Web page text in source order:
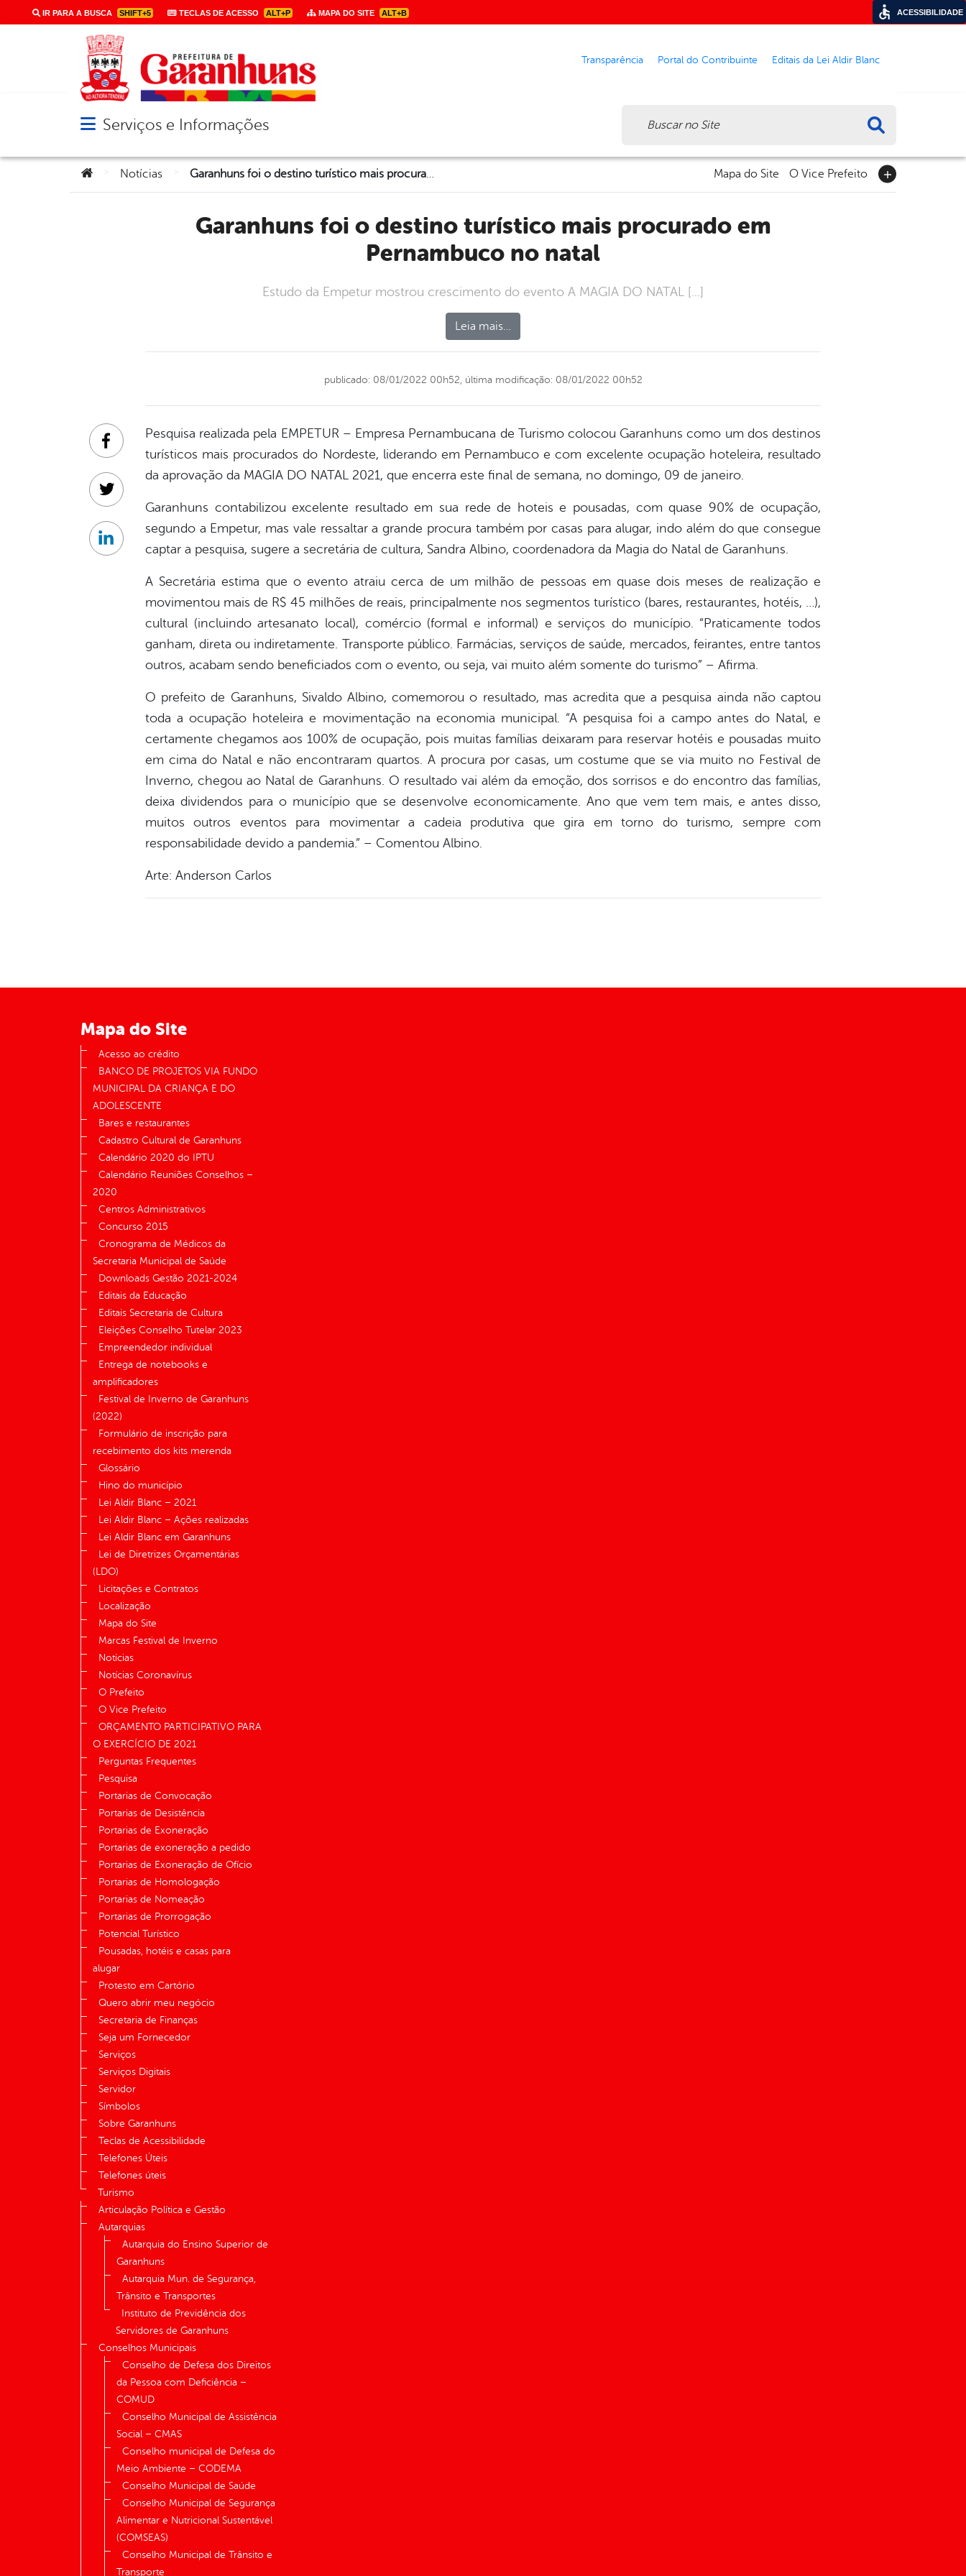
IR PARA A BUSCA SHIFT+5 TECLAS DE ACESSO ALT+P MAPA DO SITE ALT+B
Transparência Portal do Contribuinte Editais da Lei Aldir Blanc
Abrir menu principal de navegação
Serviços e Informações
Você está aqui:
Notícias Garanhuns foi o destino turístico mais procurado em Pernambuco no natal Mapa do Site O Vice Prefeito
Garanhuns foi o destino turístico mais procurado em
Pernambuco no natal
Estudo da Empetur mostrou crescimento do evento A MAGIA DO NATAL […]
Leia mais…
publicado: 08/01/2022 00h52, última modificação: 08/01/2022 00h52
Pesquisa realizada pela EMPETUR – Empresa Pernambucana de Turismo colocou Garanhuns como um dos destinos
turísticos mais procurados do Nordeste, liderando em Pernambuco e com excelente ocupação hoteleira, resultado
da aprovação da MAGIA DO NATAL 2021, que encerra este final de semana, no domingo, 09 de janeiro.
Garanhuns contabilizou excelente resultado em sua rede de hoteis e pousadas, com quase 90% de ocupação,
segundo a Empetur, mas vale ressaltar a grande procura também por casas para alugar, indo além do que consegue
captar a pesquisa, sugere a secretária de cultura, Sandra Albino, coordenadora da Magia do Natal de Garanhuns.
A Secretária estima que o evento atraiu cerca de um milhão de pessoas em quase dois meses de realização e
movimentou mais de R$ 45 milhões de reais, principalmente nos segmentos turístico (bares, restaurantes, hotéis, …),
cultural (incluindo artesanato local), comércio (formal e informal) e serviços do município. “Praticamente todos
ganham, direta ou indiretamente. Transporte público. Farmácias, serviços de saúde, mercados, feirantes, entre tantos
outros, acabam sendo beneficiados com o evento, ou seja, vai muito além somente do turismo” – Afirma.
O prefeito de Garanhuns, Sivaldo Albino, comemorou o resultado, mas acredita que a pesquisa ainda não captou
toda a ocupação hoteleira e movimentação na economia municipal. “A pesquisa foi a campo antes do Natal, e
certamente chegamos aos 100% de ocupação, pois muitas famílias deixaram para reservar hotéis e pousadas muito
em cima do Natal e não encontraram quartos. A procura por casas, um costume que se via muito no Festival de
Inverno, chegou ao Natal de Garanhuns. O resultado vai além da emoção, dos sorrisos e do encontro das famílias,
deixa dividendos para o município que se desenvolve economicamente. Ano que vem tem mais, e antes disso,
muitos outros eventos para movimentar a cadeia produtiva que gira em torno do turismo, sempre com
responsabilidade devido a pandemia.” – Comentou Albino.
Arte: Anderson Carlos
Facebook
Twitter
Linkedin
Mapa do Site
Acesso ao crédito
BANCO DE PROJETOS VIA FUNDO
MUNICIPAL DA CRIANÇA E DO
ADOLESCENTE
Bares e restaurantes
Cadastro Cultural de Garanhuns
Calendário 2020 do IPTU
Calendário Reuniões Conselhos –
2020
Centros Administrativos
Concurso 2015
Cronograma de Médicos da
Secretaria Municipal de Saúde
Downloads Gestão 2021-2024
Editais da Educação
Editais Secretaria de Cultura
Eleições Conselho Tutelar 2023
Empreendedor individual
Entrega de notebooks e
amplificadores
Festival de Inverno de Garanhuns
(2022)
Formulário de inscrição para
recebimento dos kits merenda
Glossário
Hino do município
Lei Aldir Blanc – 2021
Lei Aldir Blanc – Ações realizadas
Lei Aldir Blanc em Garanhuns
Lei de Diretrizes Orçamentárias
(LDO)
Licitações e Contratos
Localização
Mapa do Site
Marcas Festival de Inverno
Notícias
Notícias Coronavírus
O Prefeito
O Vice Prefeito
ORÇAMENTO PARTICIPATIVO PARA
O EXERCÍCIO DE 2021
Perguntas Frequentes
Pesquisa
Portarias de Convocação
Portarias de Desistência
Portarias de Exoneração
Portarias de exoneração a pedido
Portarias de Exoneração de Ofício
Portarias de Homologação
Portarias de Nomeação
Portarias de Prorrogação
Potencial Turístico
Pousadas, hotéis e casas para
alugar
Protesto em Cartório
Quero abrir meu negócio
Secretaria de Finanças
Seja um Fornecedor
Serviços
Serviços Digitais
Servidor
Símbolos
Sobre Garanhuns
Teclas de Acessibilidade
Telefones Úteis
Telefones úteis
Turismo
Articulação Política e Gestão
Autarquias
Autarquia do Ensino Superior de
Garanhuns
Autarquia Mun. de Segurança,
Trânsito e Transportes
Instituto de Previdência dos
Servidores de Garanhuns
Conselhos Municipais
Conselho de Defesa dos Direitos
da Pessoa com Deficiência –
COMUD
Conselho Municipal de Assistência
Social – CMAS
Conselho municipal de Defesa do
Meio Ambiente – CODEMA
Conselho Municipal de Saúde
Conselho Municipal de Segurança
Alimentar e Nutricional Sustentável
(COMSEAS)
Conselho Municipal de Trânsito e
Transporte
ACESSIBILIDADE